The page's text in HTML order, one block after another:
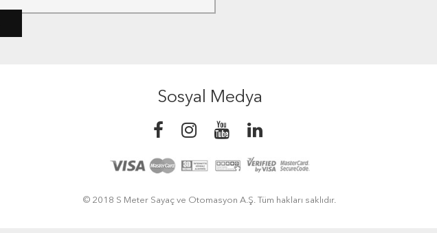
Sosyal Medya
© 2018 S Meter Sayaç ve Otomasyon A.Ş. Tüm hakları saklıdır.